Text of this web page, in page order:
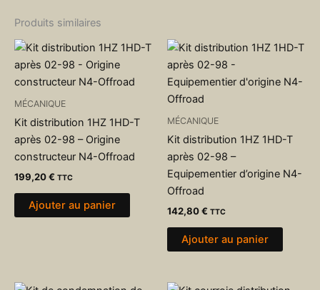
Produits similaires
MÉCANIQUE
Kit distribution 1HZ 1HD-T
après 02-98 – Origine
constructeur N4-Offroad
199,20€ TTC
Ajouter au panier
MÉCANIQUE
Kit distribution 1HZ 1HD-T
après 02-98 –
Equipementier d’origine N4-
Offroad
142,80€ TTC
Ajouter au panier